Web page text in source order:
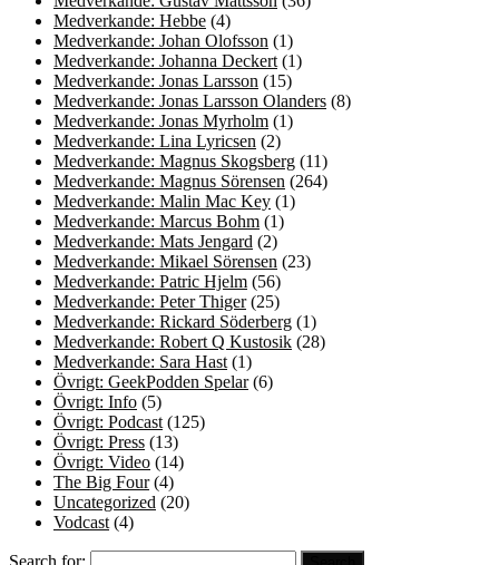
Medverkande: Hebbe (4)
Medverkande: Johan Olofsson (1)
Medverkande: Johanna Deckert (1)
Medverkande: Jonas Larsson (15)
Medverkande: Jonas Larsson Olanders (8)
Medverkande: Jonas Myrholm (1)
Medverkande: Lina Lyricsen (2)
Medverkande: Magnus Skogsberg (11)
Medverkande: Magnus Sörensen (264)
Medverkande: Malin Mac Key (1)
Medverkande: Marcus Bohm (1)
Medverkande: Mats Jengard (2)
Medverkande: Mikael Sörensen (23)
Medverkande: Patric Hjelm (56)
Medverkande: Peter Thiger(25)
Medverkande: Rickard Söderberg (1)
Medverkande: Robert Q Kustosik (28)
Medverkande: Sara Hast (1)
Övrigt: GeekPodden Spelar(6)
Övrigt: Info (5)
Övrigt: Podcast (125)
Övrigt: Press (13)
Övrigt: Video (14)
The Big Four(4)
Uncategorized (20)
Vodcast (4)